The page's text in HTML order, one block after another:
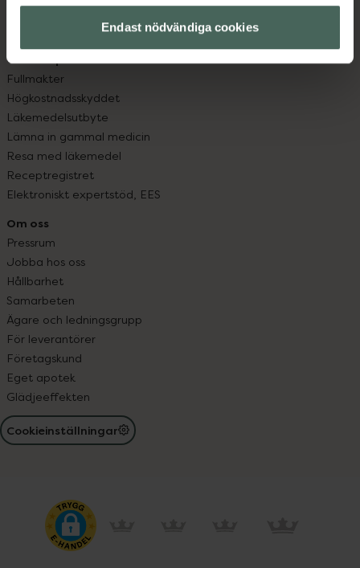
Endast nödvändiga cookies
App
Om recept och läkemedel
Fullmakter
Högkostnadsskyddet
Läkemedelsutbyte
Lämna in gammal medicin
Resa med läkemedel
Receptregistret
Elektroniskt expertstöd, EES
Om oss
Pressrum
Jobba hos oss
Hållbarhet
Samarbeten
Ägare och ledningsgrupp
För leverantörer
Företagskund
Eget apotek
Glädjeeffekten
Cookieinställningar